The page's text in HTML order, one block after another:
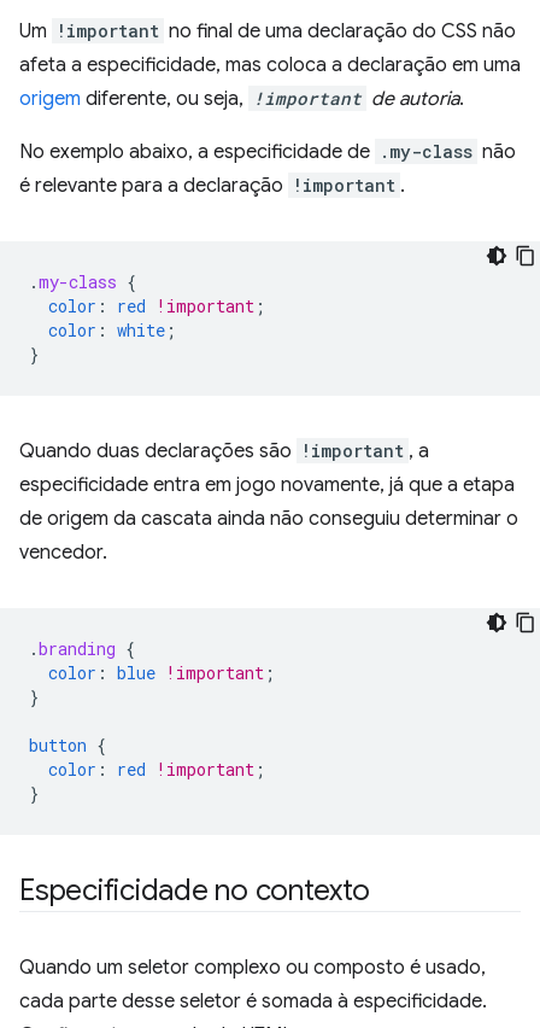
Um !important no final de uma declaração do CSS não
afeta a especificidade, mas coloca a declaração em uma
origem diferente, ou seja, !important de autoria.
No exemplo abaixo, a especificidade de .my-class não
é relevante para a declaração
!important .
.my-class {
color : red !important ;
color : white ;
}
Quando duas declarações são !important , a
especificidade entra em jogo novamente, já que a etapa
de origem da cascata ainda não conseguiu determinar o
vencedor.
.branding {
color : blue !important ;
}
button {
color : red !important ;
}
Especificidade no contexto
Quando um seletor complexo ou composto é usado,
cada parte desse seletor é somada à especificidade.